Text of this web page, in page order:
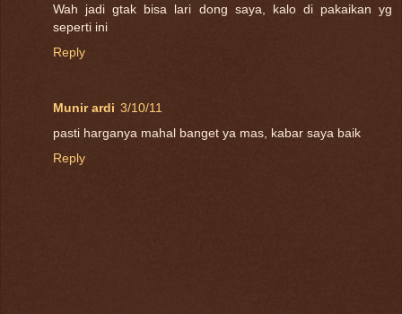
Wah jadi gtak bisa lari dong saya, kalo di pakaikan yg
seperti ini
Reply
Munir ardi 3/10/11
pasti harganya mahal banget ya mas, kabar saya baik
Reply